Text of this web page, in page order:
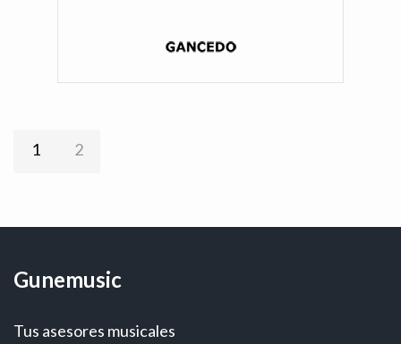
1 2
Gunemusic
Tus asesores musicales